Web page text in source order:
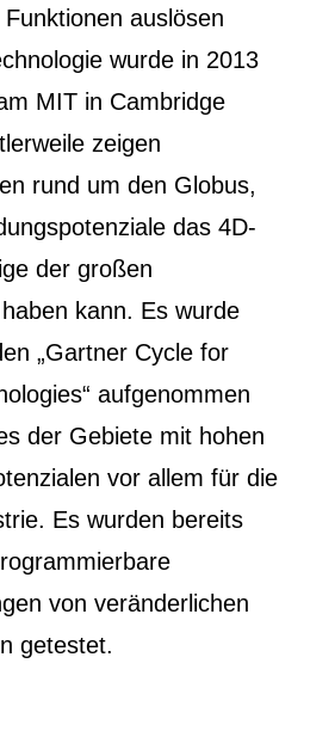
auslösen
wurde in 2013
MIT in Cambridge
zeigen
rund um den Globus,
das 4D-
der großen
kann. Es wurde
„Gartner Cycle for
aufgenommen
der Gebiete mit hohen
vor allem für die
Es wurden bereits
von veränderlichen
getestet.